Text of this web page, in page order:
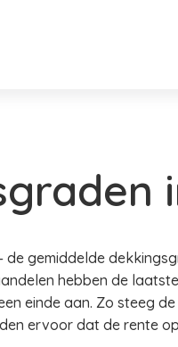
de gemiddelde
hebben de
einde aan. Zo steeg
ervoor dat de rente